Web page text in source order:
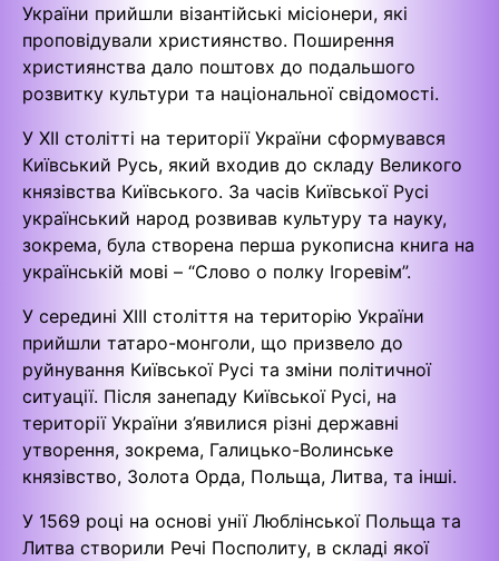
України прийшли візантійські місіонери, які
проповідували християнство. Поширення
християнства дало поштовх до подальшого
розвитку культури та національної свідомості.
У XII столітті на території України сформувався
Київський Русь, який входив до складу Великого
князівства Київського. За часів Київської Русі
український народ розвивав культуру та науку,
зокрема, була створена перша рукописна книга на
українській мові – “Слово о полку Ігоревім”.
У середині XIII століття на територію України
прийшли татаро-монголи, що призвело до
руйнування Київської Русі та зміни політичної
ситуації. Після занепаду Київської Русі, на
території України з’явилися різні державні
утворення, зокрема, Галицько-Волинське
князівство, Золота Орда, Польща, Литва, та інші.
У 1569 році на основі унії Люблінської Польща та
Литва створили Речі Посполиту, в складі якої